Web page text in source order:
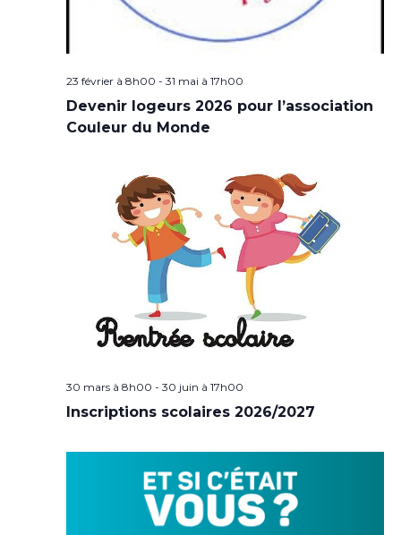
23 février à 8h00 - 31 mai à 17h00
Devenir logeurs 2026 pour l’association
Couleur du Monde
30 mars à 8h00 - 30 juin à 17h00
Inscriptions scolaires 2026/2027